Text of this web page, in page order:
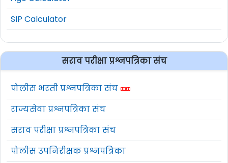
SIP Calculator
सराव परीक्षा प्रश्नपत्रिका संच
पोलीस भरती प्रश्नपत्रिका संच
राज्यसेवा प्रश्नपत्रिका संच
सराव परीक्षा प्रश्नपत्रिका संच
पोलीस उपनिरीक्षक प्रश्नपत्रिका